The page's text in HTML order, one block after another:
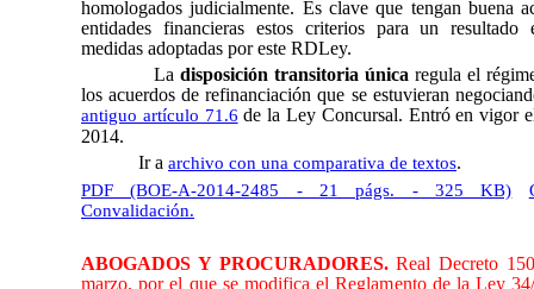
homologados judicialmente. Es clave que tengan buena
entidades financieras estos criterios para un resultado
medidas adoptadas por este RDLey.
La disposición transitoria únicaregula el
los acuerdos de refinanciación que se estuvieran
antiguo artículo 71.6 de la Ley Concursal. Entró en vigor
2014.
Ir a archivo con una comparativa de textos.
PDF (BOE-A-2014-2485 - 21 págs. - 325 KB)
Convalidación.
ABOGADOS Y PROCURADORES.Real Decreto
marzo, por el que se modifica el Reglamento de la Ley